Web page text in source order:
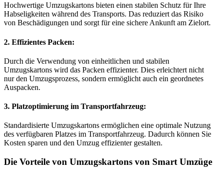
Hochwertige Umzugskartons bieten einen stabilen Schutz für Ihre
Habseligkeiten während des Transports. Das reduziert das Risiko
von Beschädigungen und sorgt für eine sichere Ankunft am Zielort.
2. Effizientes Packen:
Durch die Verwendung von einheitlichen und stabilen
Umzugskartons wird das Packen effizienter. Dies erleichtert nicht
nur den Umzugsprozess, sondern ermöglicht auch ein geordnetes
Auspacken.
3. Platzoptimierung im Transportfahrzeug:
Standardisierte Umzugskartons ermöglichen eine optimale Nutzung
des verfügbaren Platzes im Transportfahrzeug. Dadurch können Sie
Kosten sparen und den Umzug effizienter gestalten.
Die Vorteile von Umzugskartons von Smart Umzüge